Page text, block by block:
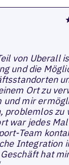
von Uberall
und die
Ort zu
und mir
problemlos zu
war jedes
Team
Integration
hat